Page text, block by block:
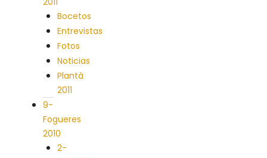
Bocetos
Entrevistas
Fotos
Noticias
Plantà
2011
9-
Fogueres
2010
2-